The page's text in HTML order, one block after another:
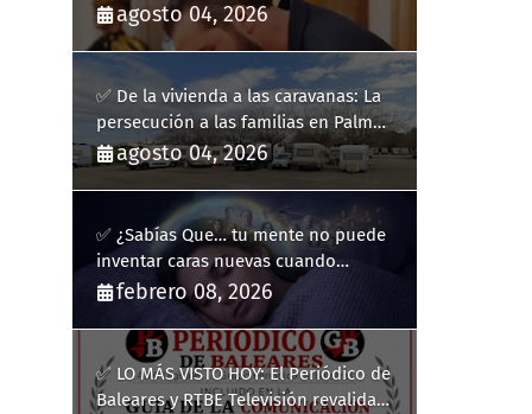
agosto 04, 2026
✅ De la vivienda a las caravanas: La
persecución a las familias en Palma
y la complicidad de un fracaso
heredado
agosto 04, 2026
✅ ¿Sabías Que… tu mente no puede
inventar caras nuevas cuando
sueñas?
febrero 08, 2026
✅ LO MÁS VISTO HOY: El Periódico de
Baleares y RTBE Televisión revalidan